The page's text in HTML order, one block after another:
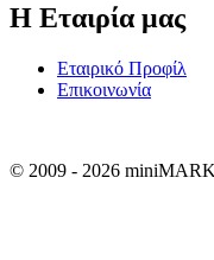
Η Εταιρία μας
Εταιρικό Προφίλ
Επικοινωνία
© 2009 - 2026